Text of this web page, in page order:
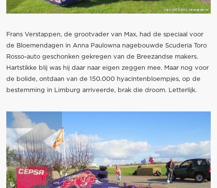
Frans Verstappen, de grootvader van Max, had de speciaal voor
de Bloemendagen in Anna Paulowna nagebouwde Scuderia Toro
Rosso-auto geschonken gekregen van de Breezandse makers.
Hartstikke blij was hij daar naar eigen zeggen mee. Maar nog voor
de bolide, ontdaan van de 150.000 hyacintenbloempjes, op de
bestemming in Limburg arriveerde, brak die droom. Letterlijk.